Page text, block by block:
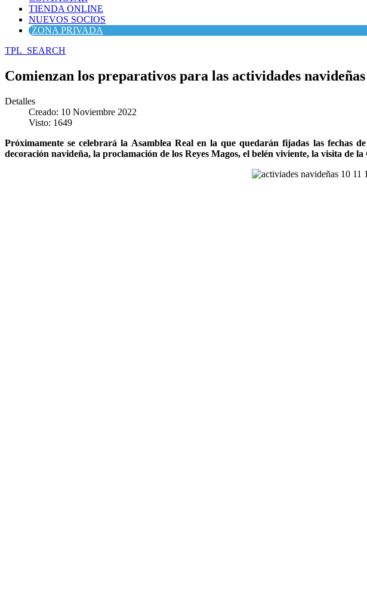
TIENDA ONLINE
NUEVOS SOCIOS
ZONA PRIVADA
TPL_SEARCH
Comienzan los preparativos para las actividades
Detalles
Creado: 10 Noviembre 2022
Visto: 1649
Próximamente se celebrará la Asamblea Real en la que quedarán fijadas las fechas
decoración navideña, la proclamación de los Reyes Magos, el belén viviente, la visita de